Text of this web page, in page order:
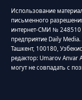
Использование
письменного
интернет-СМИ № 248510
предприятие Daily
Ташкент, 100180,
редактор: Umarov
могут не совпадать с